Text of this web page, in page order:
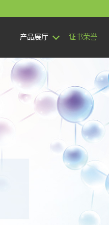
产品展厅 证书荣誉